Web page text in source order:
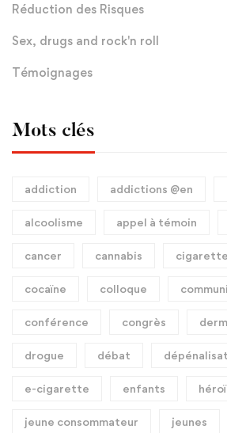
Réduction des Risques
Sex, drugs and rock'n roll
Témoignages
Mots clés
addiction addictions @en
alcoolisme appel à témoin
cancer cannabis
cocaïne colloque
conférence congrès
drogue débat
e-cigarette enfants
jeune consommateur jeunes